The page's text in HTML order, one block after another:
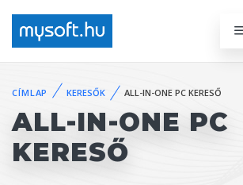
CÍMLAP KERESŐK ALL-IN-ONE PC KERESŐ
ALL-IN-ONE PC
KERESŐ